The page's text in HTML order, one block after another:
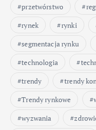
przetwórstwo
rynek
rynki
segmentacja rynku
technologia
trendy
trendy
Trendy rynkowe
wyzwania